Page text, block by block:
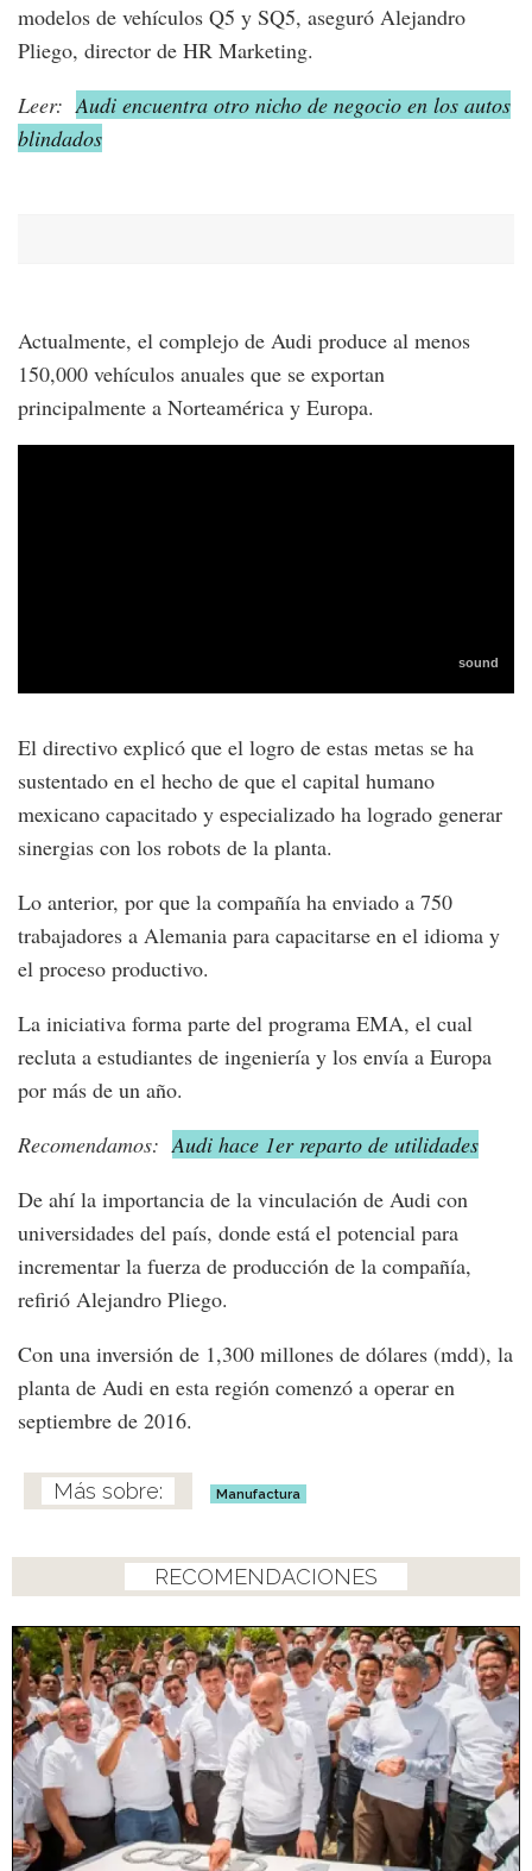
modelos de vehículos Q5 y SQ5, aseguró Alejandro
Pliego, director de HR Marketing.
Leer: Audi encuentra otro nicho de negocio en los autos
blindados
Actualmente, el complejo de Audi produce al menos
150,000 vehículos anuales que se exportan
principalmente a Norteamérica y Europa.
El directivo explicó que el logro de estas metas se ha
sustentado en el hecho de que el capital humano
mexicano capacitado y especializado ha logrado generar
sinergias con los robots de la planta.
Lo anterior, por que la compañía ha enviado a 750
trabajadores a Alemania para capacitarse en el idioma y
el proceso productivo.
La iniciativa forma parte del programa EMA, el cual
recluta a estudiantes de ingeniería y los envía a Europa
por más de un año.
Recomendamos: Audi hace 1er reparto de utilidades
De ahí la importancia de la vinculación de Audi con
universidades del país, donde está el potencial para
incrementar la fuerza de producción de la compañía,
refirió Alejandro Pliego.
Con una inversión de 1,300 millones de dólares (mdd), la
planta de Audi en esta región comenzó a operar en
septiembre de 2016.
Manufactura
RECOMENDACIONES